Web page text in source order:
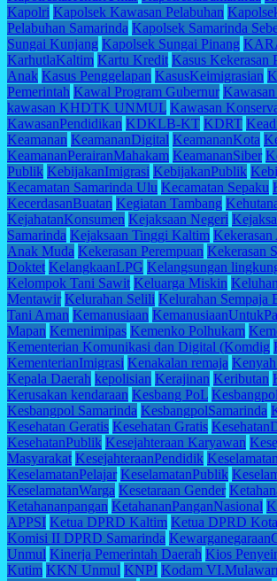
Kapolri Kapolsek Kawasan Pelabuhan
Pelabuhan Samarinda Kapolsek Samarinda
Sungai Kunjang Kapolsek Sungai Pinang
KarhutlaKaltim Kartu Kredit Kasus Kekerasan
Anak Kasus Penggelapan KasusKeimigrasian
Pemerintah Kawal Program Gubernur
kawasan KHDTK UNMUL Kawasan
KawasanPendidikan KDKLB-KT KDRT
Keamanan KeamananDigital KeamananKota
KeamananPerairanMahakam KeamananSiber
Publik KebijakanImigrasi KebijakanPublik
Kecamatan Samarinda Ulu Kecamatan Sepaku
KecerdasanBuatan Kegiatan Tambang
KejahatanKonsumen Kejaksaan Negeri
Samarinda Kejaksaan Tinggi Kaltim Kekerasan
Anak Muda Kekerasan Perempuan Kekerasan
Doktet KelangkaanLPG Kelangsungan
Kelompok Tani Sawit Keluarga Miskin
Mentawir Kelurahan Selili Kelurahan Sempaja
Tani Aman Kemanusiaan
Mapan Kemenimipas Kemenko Polhukam
Kementerian Komunikasi dan Digital (Komdig
KementerianImigrasi Kenakalan remaja
Kepala Daerah kepolisian Kerajinan Keributan
Kerusakan kendaraan Kesbang PoL
Kesbangpol Samarinda KesbangpolSamarinda
Kesehatan Geratis Kesehatan Gratis
KesehatanPublik Kesejahteraan Karyawan
Masyarakat KesejahteraanPendidik
KeselamatanPelajar KeselamatanPublik
KeselamatanWarga Kesetaraan Gender
Ketahananpangan KetahananPanganNasional
APPSI Ketua DPRD Kaltim Ketua DPRD
Komisi II DPRD Samarinda
Unmul Kinerja Pemerintah Daerah Kios
Kutim KKN Unmul KNPI Kodam